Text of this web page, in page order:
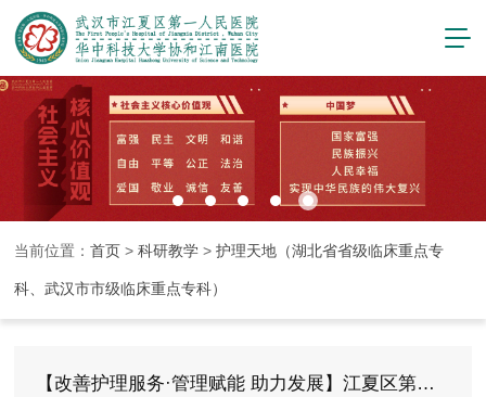
当前位置：首页 >科研教学 >护理天地（湖北省省级临床重点专
科、武汉市市级临床重点专科）
【改善护理服务·管理赋能 助力发展】江夏区第一人民医院（协和江南医院）顺利举办2024年首期护理管理培训班